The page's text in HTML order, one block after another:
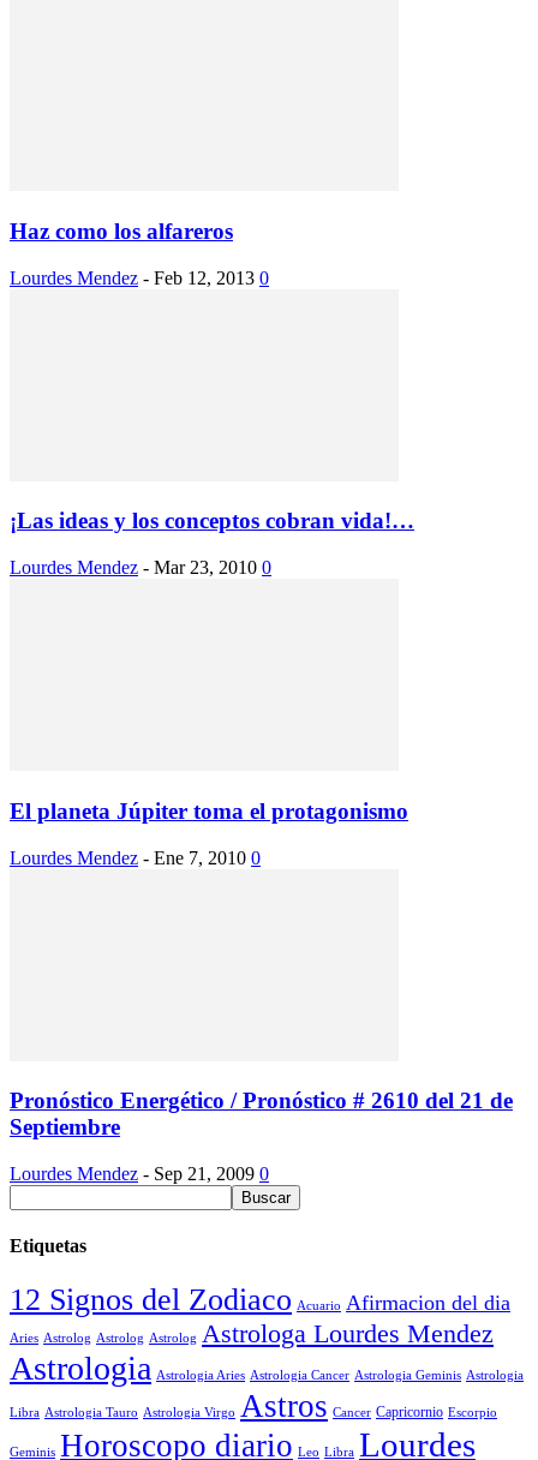
Haz como los alfareros
Lourdes Mendez - Feb 12, 2013 0
¡Las ideas y los conceptos cobran vida!…
Lourdes Mendez - Mar 23, 2010 0
El planeta Júpiter toma el protagonismo
Lourdes Mendez - Ene 7, 2010 0
Pronóstico Energético / Pronóstico # 2610 del 21 de
Septiembre
Lourdes Mendez - Sep 21, 2009 0
Etiquetas
12 Signos del Zodiaco Acuario Afirmacion del dia
Aries Astrolog Astrolog Astrolog Astrologa Lourdes Mendez
Astrologia Astrologia Aries Astrologia Cancer Astrologia Geminis Astrologia
Libra Astrologia Tauro Astrologia Virgo Astros Cancer Capricornio Escorpio
Geminis Horoscopo diario Leo Libra Lourdes